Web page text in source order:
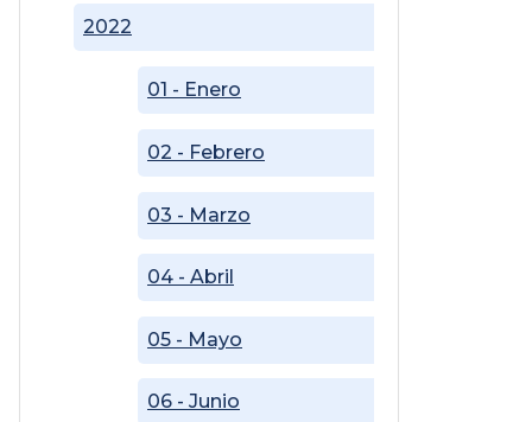
2022
01 - Enero
02 - Febrero
03 - Marzo
04 - Abril
05 - Mayo
06 - Junio